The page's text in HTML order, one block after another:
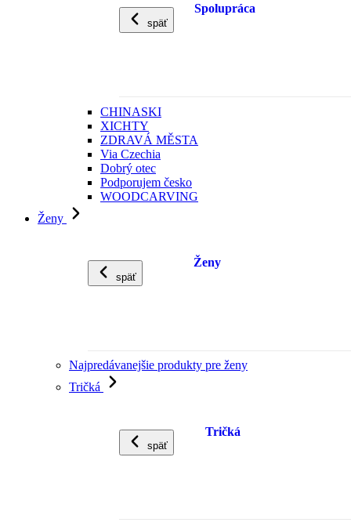
späť
Spolupráca
CHINASKI
XICHTY
ZDRAVÁ MĚSTA
Via Czechia
Dobrý otec
Podporujem česko
WOODCARVING
Ženy
späť
Ženy
Najpredávanejšie produkty pre ženy
Tričká
späť
Tričká